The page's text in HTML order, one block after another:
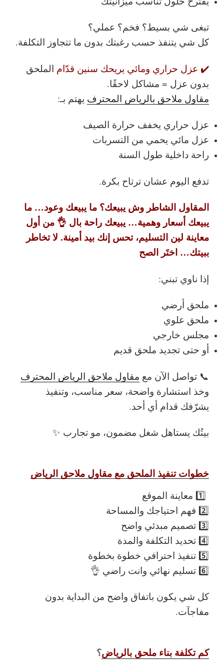
تبغى شي بسيط؟ فخم؟ عملي؟
كل شي يتنفذ حسب رغبتك بدون ما تتجاوز التكلفة.
✔️ عزل حراري ومائي يريحك سنين قدّام الملحق
بدون عزل = مشاكل لاحقًا.
مقاول ملاحق بالرياض المحترف يهتم بـ:
عزل حراري يخفف حرارة الصيف
عزل مائي يحمي من التسربات
راحة داخلية طول السنة
تدفع اليوم عشان ترتاح بكرة.
المقاول الشاطر وش يبيعك؟ ما يبيعك وعود… ما
يبيعك أسعار وهمية… يبيعك راحة بال 👌 من أول
معاينة لين التسليم، تحس إنك بيد أمينة. لا تخاطر
ببيتك… اختَر الصح
إذا ناوي تبني:
ملحق أرضي
ملحق علوي
مجلس خارجي
أو حتى تجديد ملحق قديم
📞 تواصل الآن مع مقاول ملاحق الرياض المحترف
وخذ استشارة واضحة، سعر مناسب، وتنفيذ
يشرّفك قدام أي أحد.
بيتُك يستاهل شغل مضمون، مو تجارب ✨
خطوات تنفيذ الملحق مع مقاول ملاحق الرياض
2️⃣ فهم احتياجك والمساحة
3️⃣ تصميم مبدئي واضح
4️⃣ تحديد التكلفة والمدة
5️⃣ تنفيذ احترافي خطوة بخطوة
6️⃣ تسليم نهائي وانت راضي 👌
كل شي يكون باتفاق واضح من البداية بدون
مفاجآت.
كم تكلفة بناء ملحق بالرياض؟